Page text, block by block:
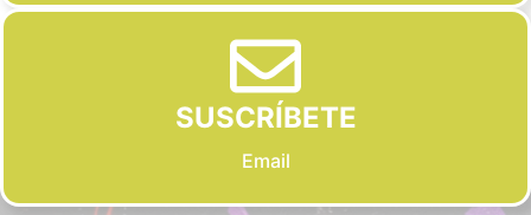
SUSCRÍBETE
Email